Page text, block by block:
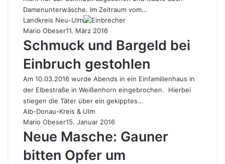
Damenunterwäsche. Im Zeitraum vom…
Landkreis Neu-Ulm
Mario Obeser11. März 2016
Schmuck und Bargeld bei
Einbruch gestohlen
Am 10.03.2016 wurde Abends in ein Einfamilienhaus in
der Elbestraße in Weißenhorn eingebrochen. Hierbei
stiegen die Täter über ein gekipptes…
Alb-Donau-Kreis & Ulm
Mario Obeser15. Januar 2016
Neue Masche: Gauner
bitten Opfer um